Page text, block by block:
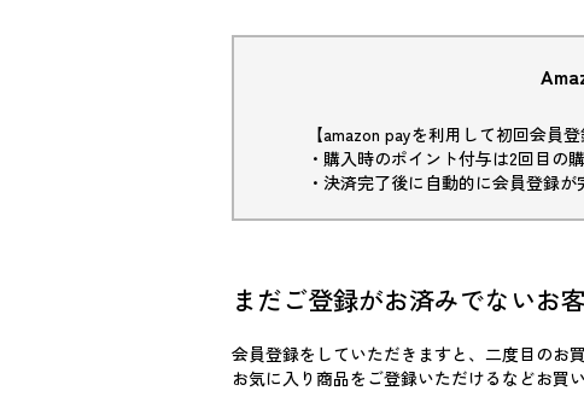
【amazon payを利用して初回会員登
・購入時のポイント付与は2回目の
・決済完了後に自動的に会員登録が
まだご登録がお済みでないお
会員登録をしていただきますと、二度目のお
お気に入り商品をご登録いただけるなどお買